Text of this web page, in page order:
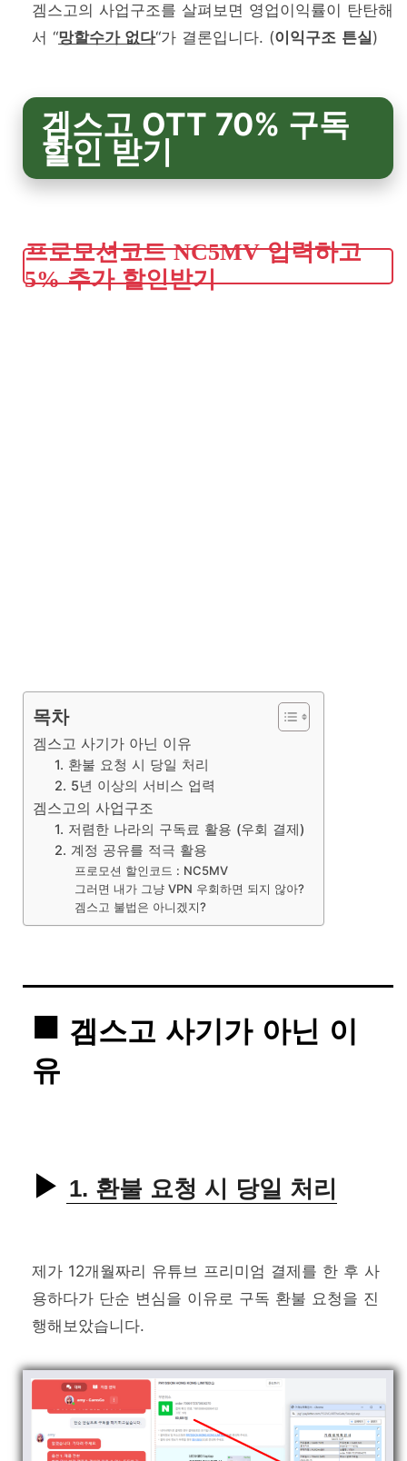
겜스고의 사업구조를 살펴보면 영업이익률이 탄탄해
서 “망할수가 없다“가 결론입니다. (이익구조 튼실)
겜스고 OTT 70% 구독
할인 받기
프로모션코드 NC5MV 입력하고
5% 추가 할인받기
목차
겜스고 사기가 아닌 이유
1. 환불 요청 시 당일 처리
2. 5년 이상의 서비스 업력
겜스고의 사업구조
1. 저렴한 나라의 구독료 활용 (우회 결제)
2. 계정 공유를 적극 활용
프로모션 할인코드 : NC5MV
그러면 내가 그냥 VPN 우회하면 되지 않아?
겜스고 불법은 아니겠지?
겜스고 사기가 아닌 이
유
1. 환불 요청 시 당일 처리
제가 12개월짜리 유튜브 프리미엄 결제를 한 후 사
용하다가 단순 변심을 이유로 구독 환불 요청을 진
행해보았습니다.